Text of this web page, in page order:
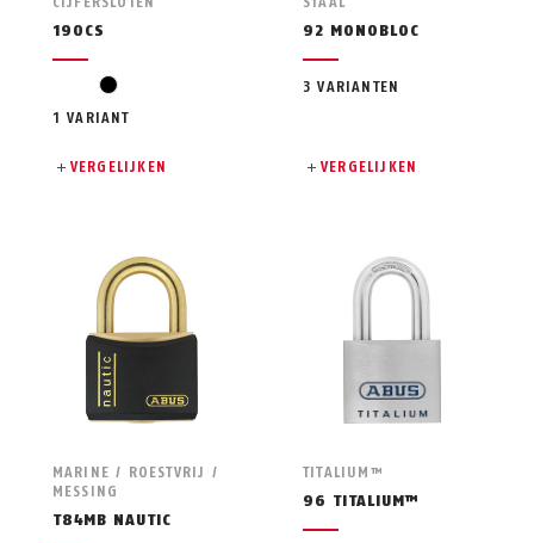
190CS
black
1 VARIANT
VERGELIJKEN
92 MONOBLOC
3 VARIANTEN
VERGELIJKEN
MARINE / ROESTVRIJ /
MESSING
T84MB NAUTIC
TITALIUM™
96 TITALIUM™